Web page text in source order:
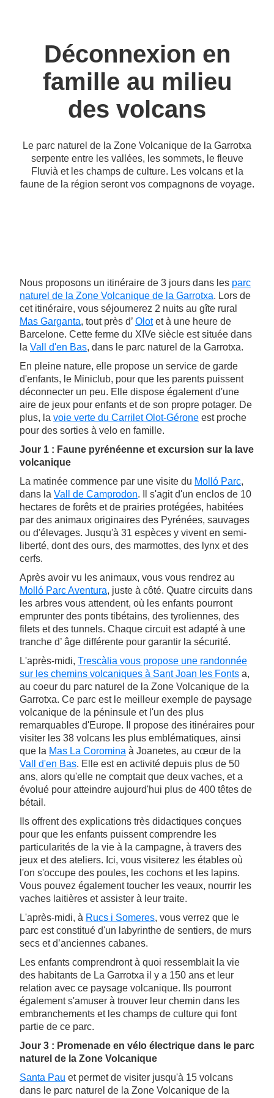
Déconnexion en
famille au milieu
des volcans
Le parc naturel de la Zone Volcanique de la Garrotxa
serpente entre les vallées, les sommets, le fleuve
Fluvià et les champs de culture. Les volcans et la
faune de la région seront vos compagnons de voyage.
Nous proposons un itinéraire de 3 jours dans les parc
naturel de la Zone Volcanique de la Garrotxa. Lors de
cet itinéraire, vous séjournerez 2 nuits au gîte rural
Mas Garganta, tout près d’ Olotet à une heure de
Barcelone. Cette ferme du XIVe siècle est située dans
la Vall d'en Bas, dans le parc naturel de la Garrotxa.
En pleine nature, elle propose un service de garde
d'enfants, le Miniclub, pour que les parents puissent
déconnecter un peu. Elle dispose également d'une
aire de jeux pour enfants et de son propre potager. De
plus, la voie verte du Carrilet Olot-Gérone est proche
pour des sorties à velo en famille.
Jour 1 : Faune pyrénéenne et excursion sur la lave
volcanique
La matinée commence par une visite du Molló Parc,
dans la Vall de Camprodon. Il s'agit d'un enclos de 10
hectares de forêts et de prairies protégées, habitées
par des animaux originaires des Pyrénées, sauvages
ou d'élevages. Jusqu'à 31 espèces y vivent en semi-
liberté, dont des ours, des marmottes, des lynx et des
cerfs.
Après avoir vu les animaux, vous vous rendrez au
Molló Parc Aventura, juste à côté. Quatre circuits dans
les arbres vous attendent, où les enfants pourront
emprunter des ponts tibétains, des tyroliennes, des
filets et des tunnels. Chaque circuit est adapté à une
tranche d’ âge différente pour garantir la sécurité.
L'après-midi, Trescàlia vous propose une randonnée
sur les chemins volcaniques à Sant Joan les Fonts a,
au coeur du parc naturel de la Zone Volcanique de la
Garrotxa. Ce parc est le meilleur exemple de paysage
volcanique de la péninsule et l'un des plus
remarquables d'Europe. Il propose des itinéraires pour
visiter les 38 volcans les plus emblématiques, ainsi
que la Mas La Coromina à Joanetes, au cœur de la
Vall d'en Bas. Elle est en activité depuis plus de 50
ans, alors qu'elle ne comptait que deux vaches, et a
évolué pour atteindre aujourd'hui plus de 400 têtes de
bétail.
Ils offrent des explications très didactiques conçues
pour que les enfants puissent comprendre les
particularités de la vie à la campagne, à travers des
jeux et des ateliers. Ici, vous visiterez les étables où
l'on s'occupe des poules, les cochons et les lapins.
Vous pouvez également toucher les veaux, nourrir les
vaches laitières et assister à leur traite.
L'après-midi, à Rucs i Someres, vous verrez que le
parc est constitué d'un labyrinthe de sentiers, de murs
secs et d’anciennes cabanes.
Les enfants comprendront à quoi ressemblait la vie
des habitants de La Garrotxa il y a 150 ans et leur
relation avec ce paysage volcanique. Ils pourront
également s'amuser à trouver leur chemin dans les
embranchements et les champs de culture qui font
partie de ce parc.
Jour 3 : Promenade en vélo électrique dans le parc
naturel de la Zone Volcanique
Santa Pau et permet de visiter jusqu'à 15 volcans
dans le parc naturel de la Zone Volcanique de la